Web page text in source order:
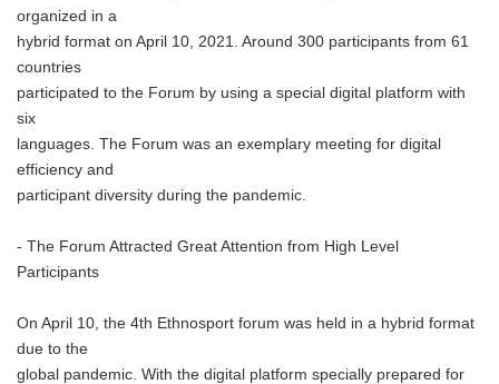
organized in a
hybrid format on April 10, 2021. Around 300 participants from 61
countries
participated to the Forum by using a special digital platform with
six
languages. The Forum was an exemplary meeting for digital
efficiency and
participant diversity during the pandemic.
- The Forum Attracted Great Attention from High Level
Participants
On April 10, the 4th Ethnosport forum was held in a hybrid format
due to the
global pandemic. With the digital platform specially prepared for